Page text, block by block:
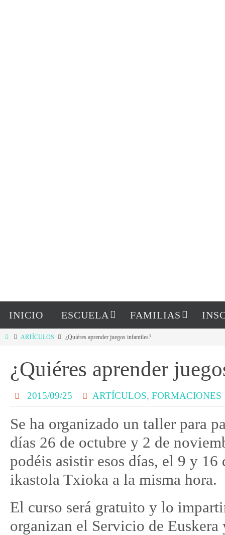
INICIO ESCUELA FAMILIAS
ARTÍCULOS ¿Quiéres aprender juegos infantiles?
¿Quiéres aprender
2015/09/25 ARTÍCULOS, FORMACIONES
Se ha organizado un taller para
días 26 de octubre y 2 de
podéis asistir esos días, el 9 y
ikastola Txioka a la misma hora.
El curso será gratuito y lo
organizan el Servicio de